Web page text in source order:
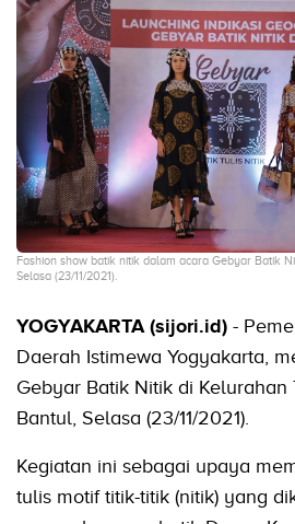
Fashion show batik nitik dalam acara Gebyar Batik
Selasa (23/11/2021).
YOGYAKARTA (sijori.id) -
Daerah Istimewa Yogyakarta,
Gebyar Batik Nitik di Kelurahan
Bantul, Selasa (23/11/2021).
Kegiatan ini sebagai upaya
tulis motif titik-titik (nitik) yang